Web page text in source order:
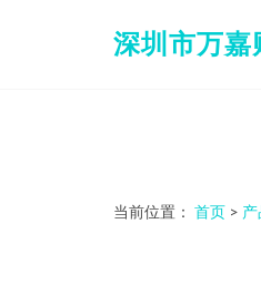
深圳市万嘉
当前位置： 首页 >